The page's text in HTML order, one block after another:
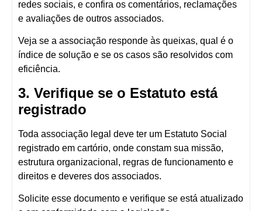
redes sociais, e confira os comentários, reclamações
e avaliações de outros associados.
Veja se a associação responde às queixas, qual é o
índice de solução e se os casos são resolvidos com
eficiência.
3. Verifique se o Estatuto está
registrado
Toda associação legal deve ter um Estatuto Social
registrado em cartório, onde constam sua missão,
estrutura organizacional, regras de funcionamento e
direitos e deveres dos associados.
Solicite esse documento e verifique se está atualizado